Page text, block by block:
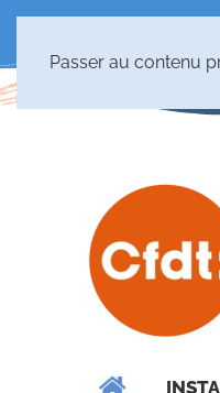
Passer au contenu